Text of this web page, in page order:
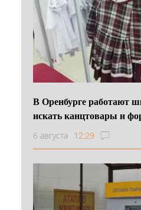
В Оренбурге работают
искать канцтовары и
6 августа 12:29